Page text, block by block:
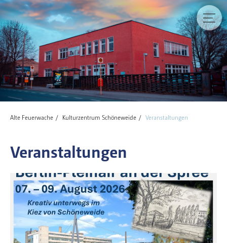
Alte Feuerwache Kulturzentrum Schöneweide Veranstaltungen
Veranstaltungen